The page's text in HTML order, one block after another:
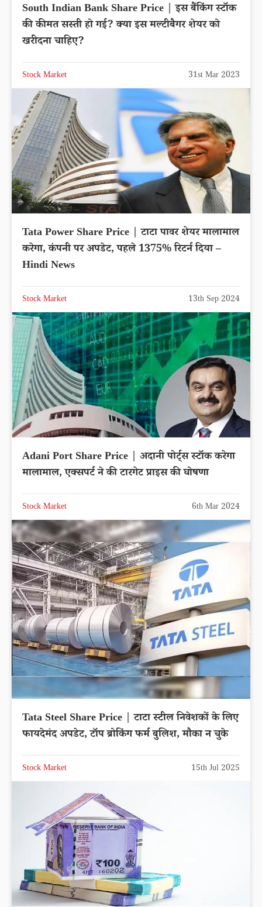
South Indian Bank Share Price | इस बैंकिंग स्टॉक
की कीमत सस्ती हो गई? क्या इस मल्टीबैगर शेयर को
खरीदना चाहिए?
Stock Market 31st Mar 2023
Tata Power Share Price | टाटा पावर शेयर मालामाल
करेगा, कंपनी पर अपडेट, पहले 1375% रिटर्न दिया –
Hindi News
Stock Market 13th Sep 2024
Adani Port Share Price | अदानी पोर्ट्स स्टॉक करेगा
मालामाल, एक्सपर्ट ने की टारगेट प्राइस की घोषणा
Stock Market 6th Mar 2024
Tata Steel Share Price | टाटा स्टील निवेशकों के लिए
फायदेमंद अपडेट, टॉप ब्रोकिंग फर्म बुलिश, मौका न चुके
Stock Market 15th Jul 2025